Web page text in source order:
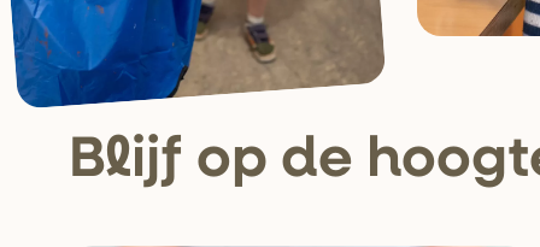
Blijf op de